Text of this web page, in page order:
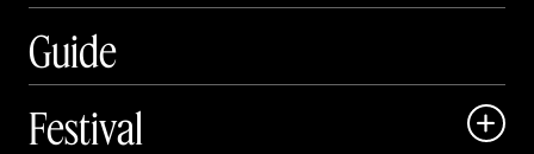
Guide
Festival
